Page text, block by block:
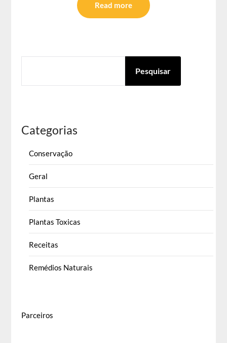
Read more
Pesquisar
Categorias
Conservação
Geral
Plantas
Plantas Toxicas
Receitas
Remédios Naturais
Parceiros